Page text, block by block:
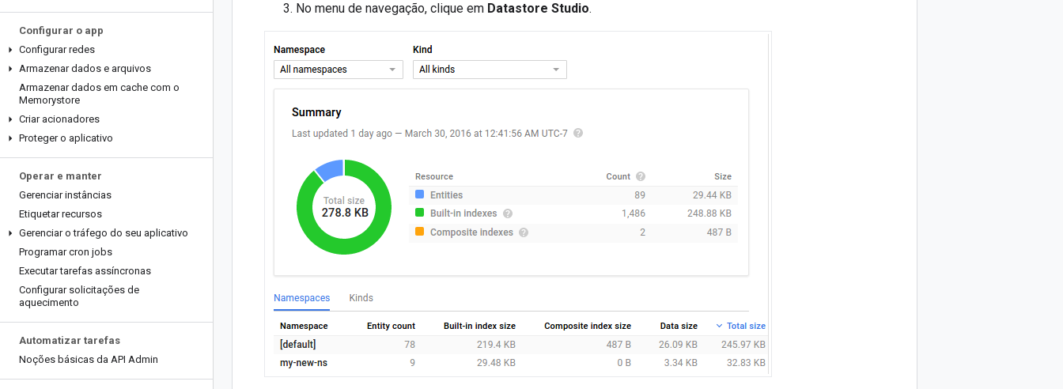
Configurar o app
Configurar redes
Armazenar dados e arquivos
Armazenar dados em cache com o
Memorystore
Criar acionadores
Proteger o aplicativo
Operar e manter
Gerenciar instâncias
Etiquetar recursos
Gerenciar o tráfego do seu aplicativo
Programar cron jobs
Executar tarefas assíncronas
Configurar solicitações de
aquecimento
Automatizar tarefas
Noções básicas da API Admin
No menu de navegação, clique em Datastore Studio.